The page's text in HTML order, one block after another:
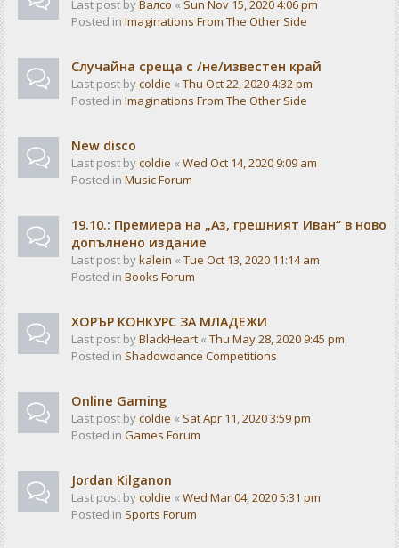
Last post byВалсо « Sun Nov 15, 2020 4:06 pm
Posted in Imaginations From The Other Side
Случайна среща с /не/известен край
Last post bycoldie « Thu Oct 22, 2020 4:32 pm
Posted in Imaginations From The Other Side
New disco
Last post bycoldie « Wed Oct 14, 2020 9:09 am
Posted in Music Forum
19.10.: Премиера на „Аз, грешният Иван“ в ново
допълнено издание
Last post bykalein « Tue Oct 13, 2020 11:14 am
Posted in Books Forum
ХОРЪР КОНКУРС ЗА МЛАДЕЖИ
Last post byBlackHeart « Thu May 28, 2020 9:45 pm
Posted in Shadowdance Competitions
Online Gaming
Last post bycoldie « Sat Apr 11, 2020 3:59 pm
Posted in Games Forum
Jordan Kilganon
Last post bycoldie « Wed Mar 04, 2020 5:31 pm
Posted in Sports Forum